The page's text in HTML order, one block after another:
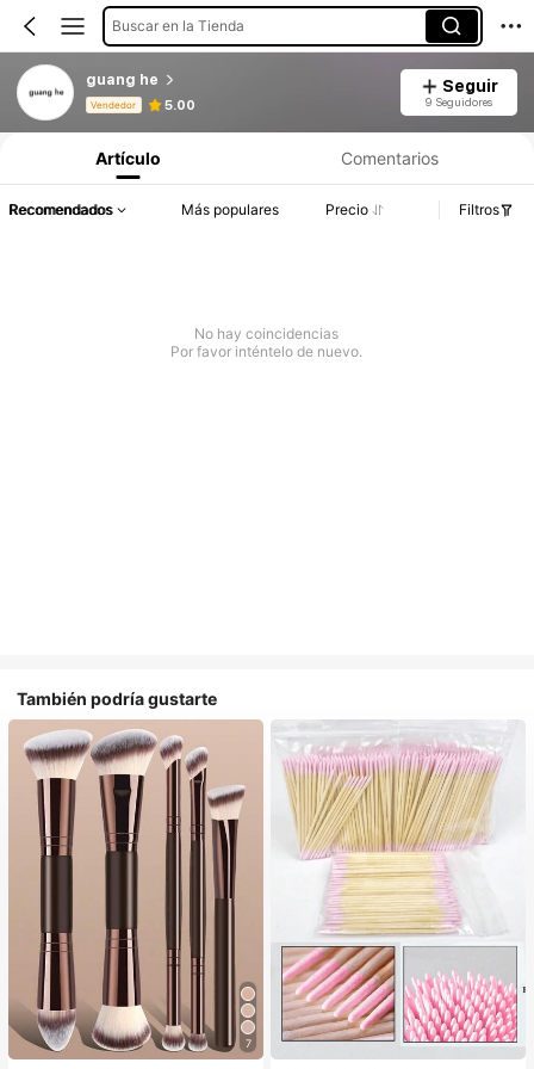
Buscar en la Tienda
guang he
Vendedor 5.00
Seguir
9 Seguidores
Artículo Comentarios
Recomendados Más populares Precio Filtros
No hay coincidencias
Por favor inténtelo de nuevo.
También podría gustarte
7